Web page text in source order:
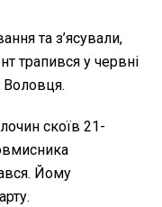
та з’ясували,
трапився у червні
Воловця.
скоїв 21-
Йому